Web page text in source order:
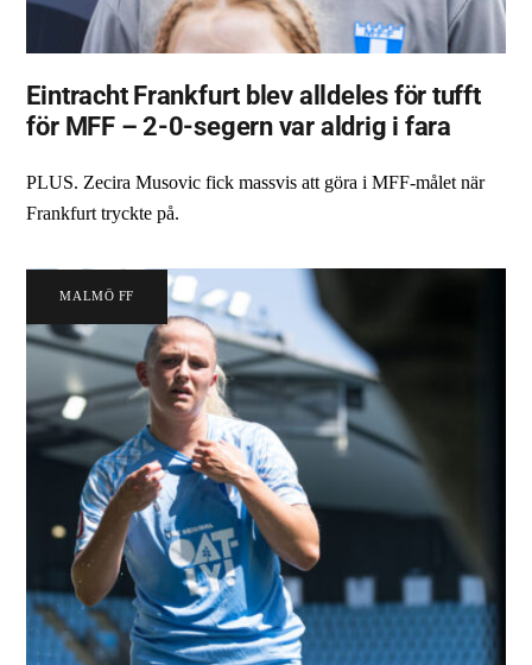
Eintracht Frankfurt blev alldeles för tufft
för MFF – 2-0-segern var aldrig i fara
PLUS. Zecira Musovic fick massvis att göra i MFF-målet när
Frankfurt tryckte på.
MALMÖ FF